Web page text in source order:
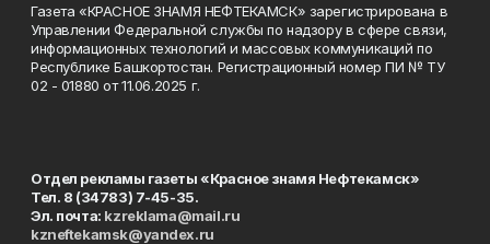
Газета «КРАСНОЕ ЗНАМЯ НЕФТЕКАМСК» зарегистрирована в
Управлении Федеральной службы по надзору в сфере связи,
информационных технологий и массовых коммуникаций по
Республике Башкортостан. Регистрационный номер ПИ № ТУ
02 - 01880 от 11.06.2025 г.
Отдел рекламы газеты «Красное знамя Нефтекамск»
Тел. 8 (34783) 7-45-35.
Эл. почта: kzreklama@mail.ru
kzneftekamsk@yandex.ru